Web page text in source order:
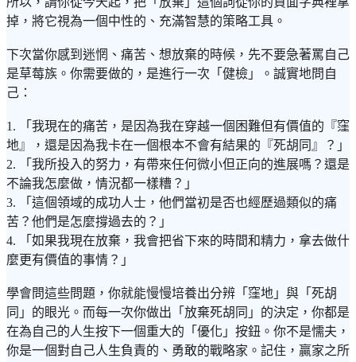
掉，將它視為一個中性的、充滿智慧的策略工具。
下次當你感到迷惘、痛苦、想放棄的時候，先不要急著罵自己
是草莓族。你需要做的，是進行一次「健檢」。誠實地問自
己：
1. 「我現在的痛苦，是因為我在穿越一個困難但有價值的『窪
地』，還是因為我卡在一個根本不會有結果的『死胡同』？」
2. 「我所投入的努力，有帶來任何微小但正向的進展嗎？還是
不論我怎麼做，情況都一樣糟？」
3. 「這個領域的成功人士，他們當初是否也經歷過類似的痛
苦？他們是怎麼撐過去的？」
4. 「如果我現在放棄，我會把省下來的時間和精力，拿去做什
麼更有價值的事情？」
學會問這些問題，你就能慢慢培養出分辨「窪地」與「死胡
同」的眼光。而每一次你做出「放棄死胡同」的決定，你都是
在為自己的人生按下一個重大的「優化」按鈕。你不是懦夫，
你是一個對自己人生負責的、勇敢的戰略家。記住，贏家之所